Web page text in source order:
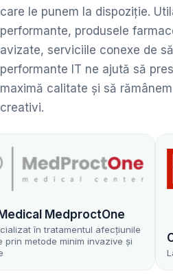
care le punem la dispoziție.
performante, produsele
avizate, serviciile conexe de
performante IT ne ajută să
maximă calitate și să
creativi.
afecțiunile
invazive și
CMD
Laborator de